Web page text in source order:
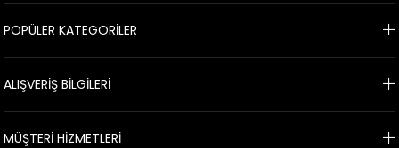
POPÜLER KATEGORİLER
ALIŞVERİŞ BİLGİLERİ
MÜŞTERİ HİZMETLERİ